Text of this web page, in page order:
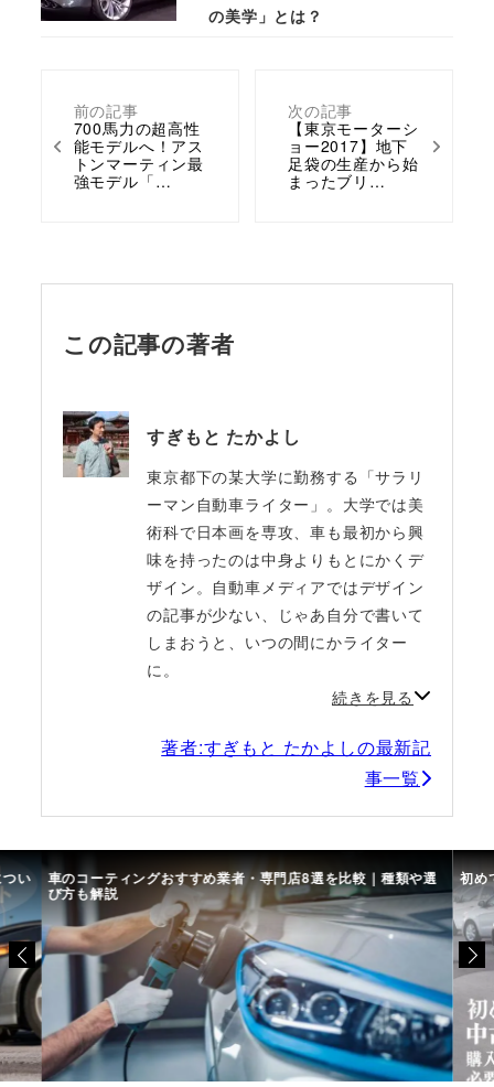
前の記事
700馬力の超高性
能モデルへ！アス
トンマーティン最
強モデル「…
次の記事
【東京モーターシ
ョー2017】地下
足袋の生産から始
まったブリ…
の美学」とは？
この記事の著者
すぎもと たかよし
東京都下の某大学に勤務する「サラリ
ーマン自動車ライター」。大学では美
術科で日本画を専攻、車も最初から興
味を持ったのは中身よりもとにかくデ
ザイン。自動車メディアではデザイン
の記事が少ない、じゃあ自分で書いて
しまおうと、いつの間にかライター
に。
続きを見る
著者:すぎもと たかよしの最新記
事一覧
い 車のコーティングおすすめ業者・専門店8選を比較｜種類や選
び方も解説
初め